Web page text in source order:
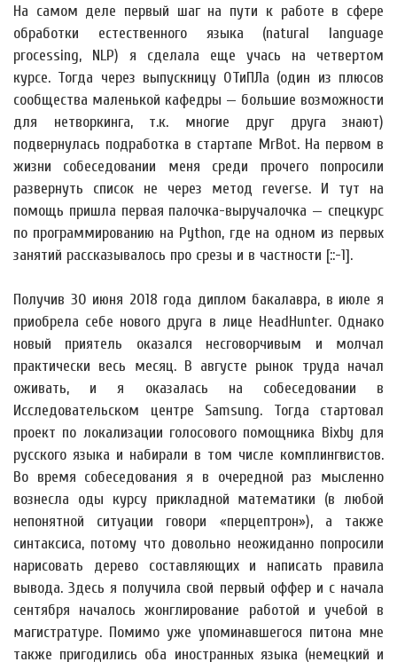
На самом деле первый шаг на пути к работе в сфере
обработки естественного языка (natural language
processing, NLP) я сделала еще учась на четвертом
курсе. Тогда через выпускницу ОТиПЛа (один из плюсов
сообщества маленькой кафедры — большие возможности
для нетворкинга, т.к. многие друг друга знают)
подвернулась подработка в стартапе MrBot. На первом в
жизни собеседовании меня среди прочего попросили
развернуть список не через метод reverse. И тут на
помощь пришла первая палочка-выручалочка — спецкурс
по программированию на Python, где на одном из первых
занятий рассказывалось про срезы и в частности [::-1].
Получив 30 июня 2018 года диплом бакалавра, в июле я
приобрела себе нового друга в лице HeadHunter. Однако
новый приятель оказался несговорчивым и молчал
практически весь месяц. В августе рынок труда начал
оживать, и я оказалась на собеседовании в
Исследовательском центре Samsung. Тогда стартовал
проект по локализации голосового помощника Bixby для
русского языка и набирали в том числе комплингвистов.
Во время собеседования я в очередной раз мысленно
вознесла оды курсу прикладной математики (в любой
непонятной ситуации говори «перцептрон»), а также
синтаксиса, потому что довольно неожиданно попросили
нарисовать дерево составляющих и написать правила
вывода. Здесь я получила свой первый оффер и с начала
сентября началось жонглирование работой и учебой в
магистратуре. Помимо уже упоминавшегося питона мне
также пригодились оба иностранных языка (немецкий и